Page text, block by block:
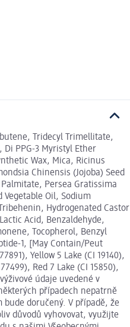
Tridecyl Trimellitate,
Di PPG-3 Myristyl Ether
Wax, Mica, Ricinus
Chinensis (Jojoba) Seed
Persea Gratissima
Vegetable Oil, Sodium
Hydrogenated Castor
Acid, Benzaldehyde,
Tocopherol, Benzyl
1, [May Contain/Peut
Yellow 5 Lake (CI 19140),
Red 7 Lake (CI 15850),
údaje uvedené v
případech nepatrně
doručený. V případě, že
důvodů vyhovovat, využijte